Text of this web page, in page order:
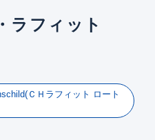
ラフィット
ＣＨラフィット ロート